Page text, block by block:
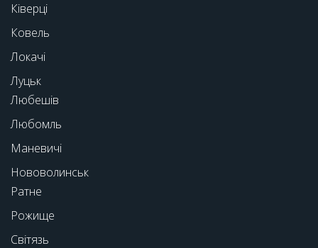
Ківерці
Ковель
Локачі
Луцьк
Любешів
Любомль
Маневичі
Нововолинськ
Ратне
Рожище
Світязь